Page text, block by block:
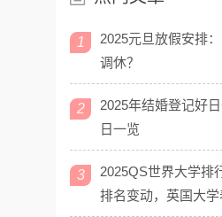
1
2025元旦放假安排
调休？
2
2025年结婚登记好
日一览
3
2025QS世界大学排
排名变动，英国大